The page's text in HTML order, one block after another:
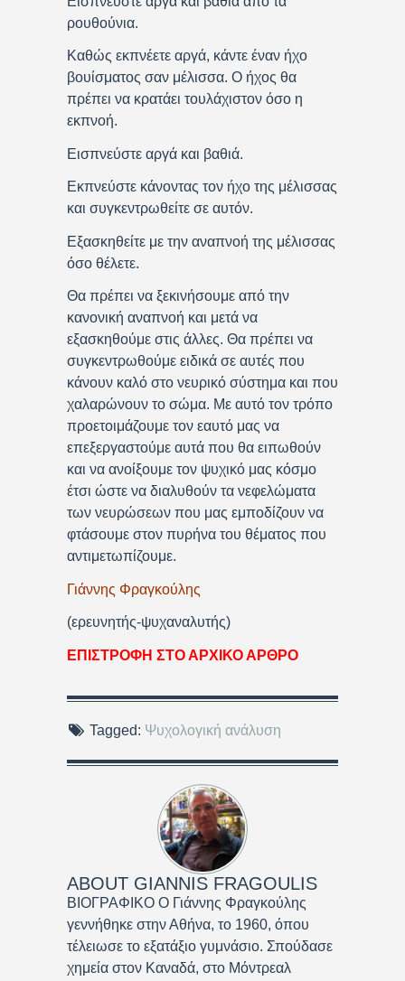
ρουθούνια.
Καθώς εκπνέετε αργά, κάντε έναν ήχο
βουίσματος σαν μέλισσα. Ο ήχος θα
πρέπει να κρατάει τουλάχιστον όσο η
εκπνοή.
Εισπνεύστε αργά και βαθιά.
Εκπνεύστε κάνοντας τον ήχο της μέλισσας
και συγκεντρωθείτε σε αυτόν.
Εξασκηθείτε με την αναπνοή της μέλισσας
όσο θέλετε.
Θα πρέπει να ξεκινήσουμε από την
κανονική αναπνοή και μετά να
εξασκηθούμε στις άλλες. Θα πρέπει να
συγκεντρωθούμε ειδικά σε αυτές που
κάνουν καλό στο νευρικό σύστημα και που
χαλαρώνουν το σώμα. Με αυτό τον τρόπο
προετοιμάζουμε τον εαυτό μας να
επεξεργαστούμε αυτά που θα ειπωθούν
και να ανοίξουμε τον ψυχικό μας κόσμο
έτσι ώστε να διαλυθούν τα νεφελώματα
των νευρώσεων που μας εμποδίζουν να
φτάσουμε στον πυρήνα του θέματος που
αντιμετωπίζουμε.
Γιάννης Φραγκούλης
(ερευνητής-ψυχαναλυτής)
ΕΠΙΣΤΡΟΦΗ ΣΤΟ ΑΡΧΙΚΟ ΑΡΘΡΟ
Tagged: Ψυχολογική ανάλυση
ABOUT GIANNIS FRAGOULIS
ΒΙΟΓΡΑΦΙΚΟ Ο Γιάννης Φραγκούλης
γεννήθηκε στην Αθήνα, το 1960, όπου
τέλειωσε το εξατάξιο γυμνάσιο. Σπούδασε
χημεία στον Καναδά, στο Μόντρεαλ